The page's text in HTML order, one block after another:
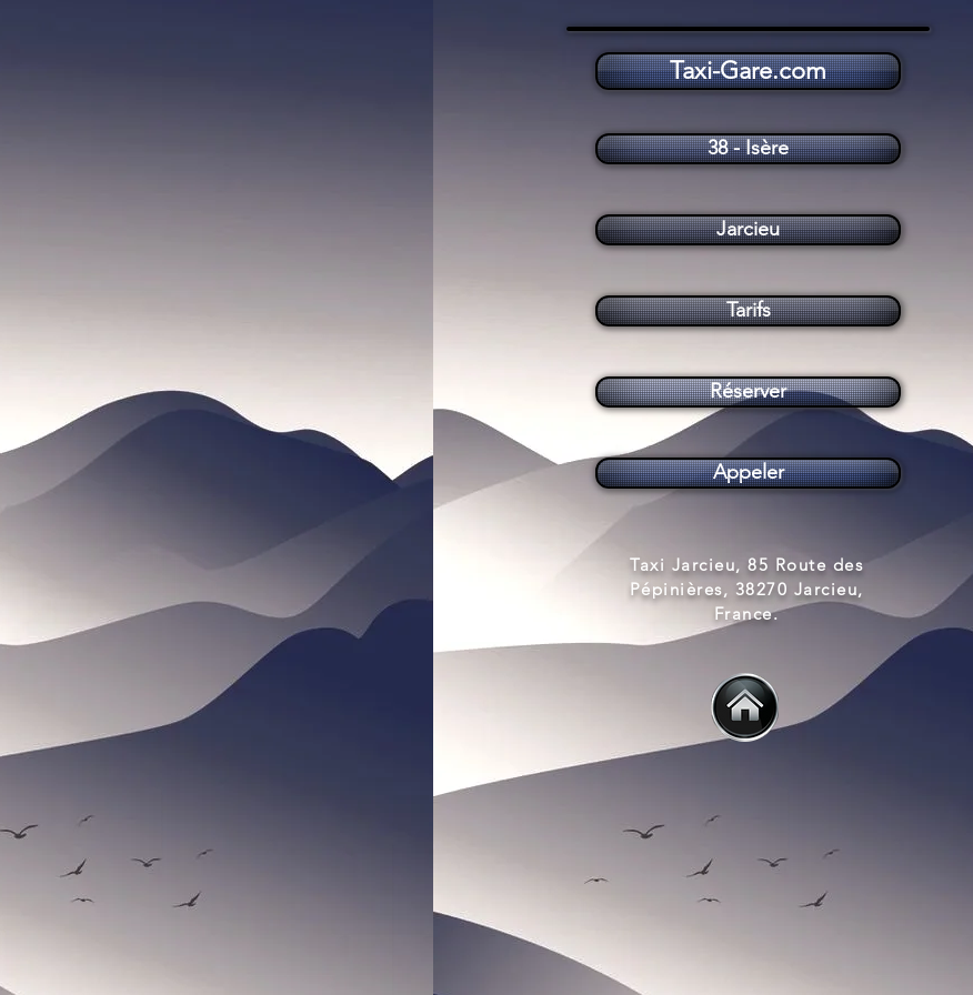
Tarifs
Taxi Jarcieu (38270)
Jarcieu
Taxi-Gare.com
Réserver
Appeler
38 - Isère
Taxi Jarcieu, 85 Route des
Pépinières, 38270 Jarcieu,
France.